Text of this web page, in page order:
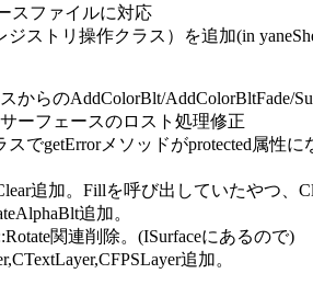
スファイルに対応
ストリ操作クラス）を追加(in
らのAddColorBlt/AddColorBltFade/
ーフェースのロスト処理修正
でgetErrorメソッドがprotected属性に
追加。Fillを呼び出していたやつ、
追加。
関連削除。(ISurfaceにあるので)
追加。